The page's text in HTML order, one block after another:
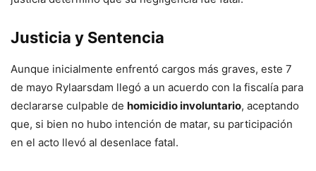
Justicia y Sentencia
Aunque inicialmente enfrentó cargos más graves, este 7
de mayo Rylaarsdam llegó a un acuerdo con la fiscalía para
declararse culpable de homicidio involuntario, aceptando
que, si bien no hubo intención de matar, su participación
en el acto llevó al desenlace fatal.